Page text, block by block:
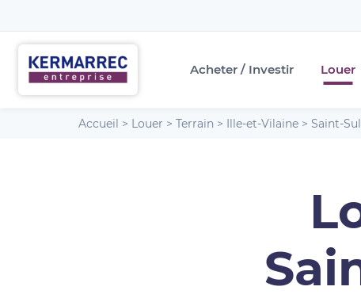
Acheter / Investir Louer
Accueil > Louer > Terrain > Ille-et-Vilaine > Saint-